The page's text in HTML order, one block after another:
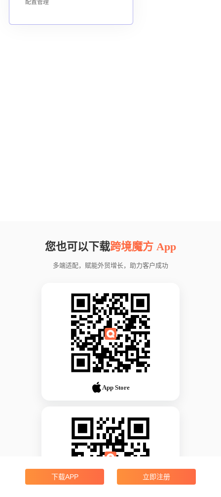
配置管理
您也可以下载跨境魔方 App
多端适配，赋能外贸增长，助力客户成功
App Store
下载APP 立即注册